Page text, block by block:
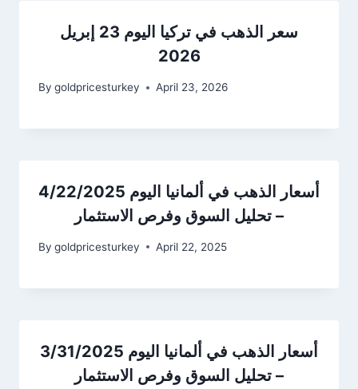
سعر الذهب في تركيا اليوم 23 إبريل
2026
By goldpricesturkey April 23, 2026
أسعار الذهب في ألمانيا اليوم 4/22/2025
– تحليل السوق وفرص الاستثمار
By goldpricesturkey April 22, 2025
أسعار الذهب في ألمانيا اليوم 3/31/2025
– تحليل السوق وفرص الاستثمار